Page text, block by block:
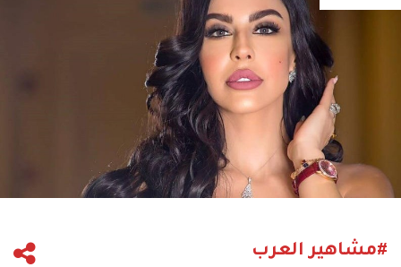
#مشاهير العرب